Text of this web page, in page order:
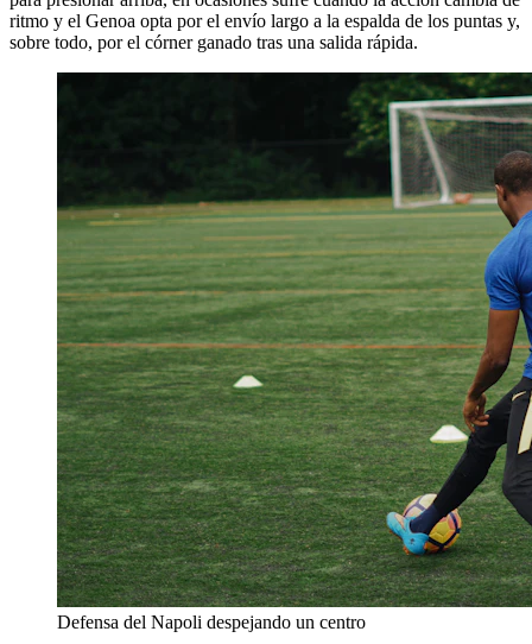
ritmo y el Genoa opta por el envío largo a la espalda de los puntas y,
sobre todo, por el córner ganado tras una salida rápida.
Defensa del Napoli despejando un centro